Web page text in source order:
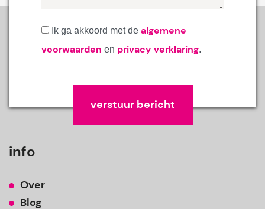
Ik ga akkoord met de algemene
voorwaarden en privacy verklaring.
info
Over
Blog